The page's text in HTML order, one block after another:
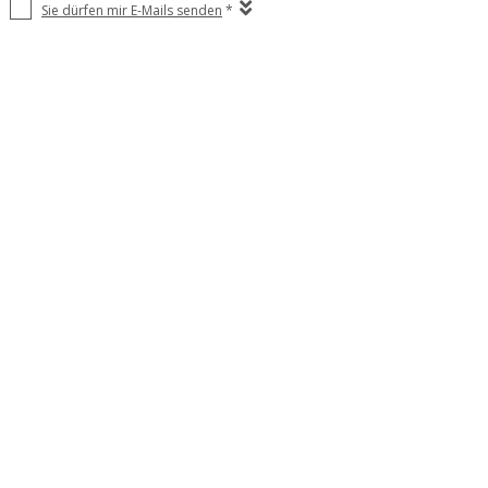
Sie dürfen mir E-Mails senden *